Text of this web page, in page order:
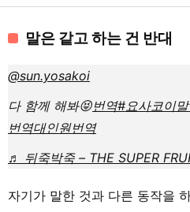
말은 같고 하는 건 반대
@sun.yosakoi
다 함께 해봐😝번역#요사코이
번역대인원번역
♬ 뒤죽박죽 – THE SUPER
자기가 말한 것과 다른 동작을